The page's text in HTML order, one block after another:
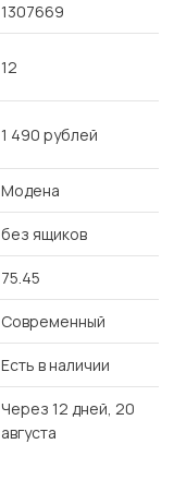
1307669
12
1 490 рублей
Модена
без ящиков
75.45
Современный
Есть в наличии
Через 12 дней, 20
августа